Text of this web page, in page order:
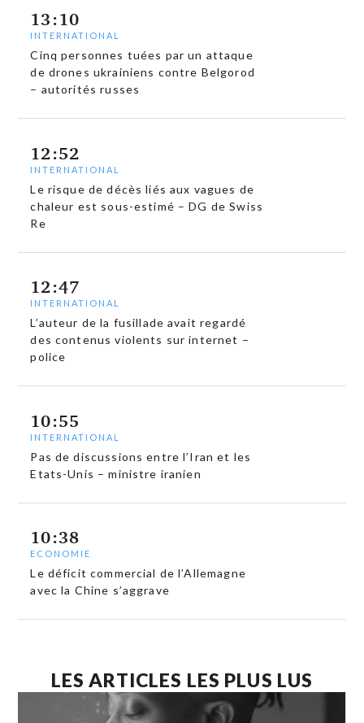
13:10
INTERNATIONAL
Cinq personnes tuées par un attaque
de drones ukrainiens contre Belgorod
– autorités russes
12:52
INTERNATIONAL
Le risque de décès liés aux vagues de
chaleur est sous-estimé – DG de Swiss
Re
12:47
INTERNATIONAL
L’auteur de la fusillade avait regardé
des contenus violents sur internet –
police
10:55
INTERNATIONAL
Pas de discussions entre l’Iran et les
Etats-Unis – ministre iranien
10:38
ECONOMIE
Le déficit commercial de l’Allemagne
avec la Chine s’aggrave
LES ARTICLES LES PLUS LUS